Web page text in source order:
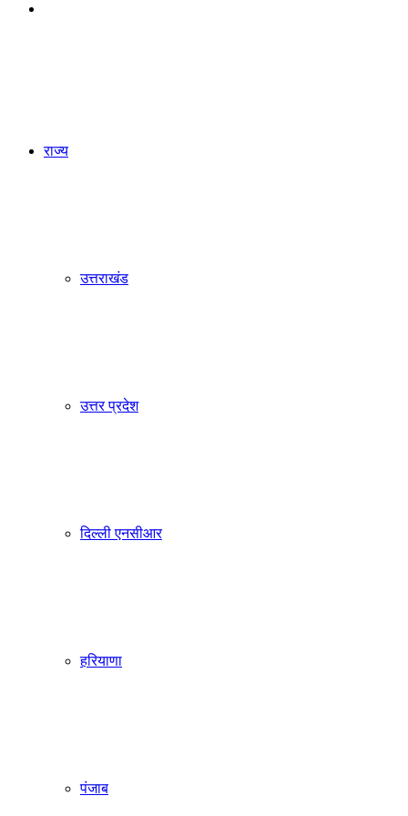
राज्य
उत्तराखंड
उत्तर प्रदेश
दिल्ली एनसीआर
हरियाणा
पंजाब